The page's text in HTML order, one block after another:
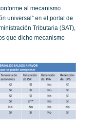
al mecanismo
universal” en el portal de
Tributaria (SAT),
que dicho mecanismo